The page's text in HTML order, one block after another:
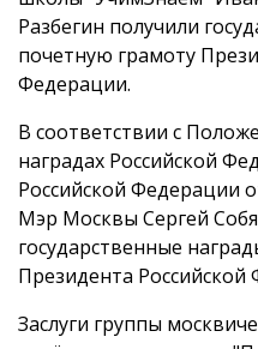
Разбегин получили
почетную грамоту
Федерации.
В соответствии с
наградах Российской
Российской Федерации
Мэр Москвы Сергей
государственные
Президента Российской
Заслуги группы